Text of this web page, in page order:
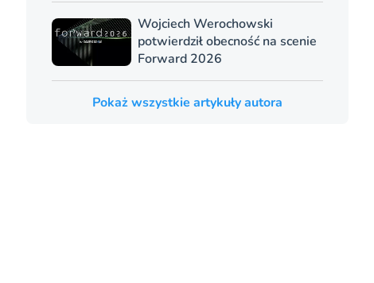
Wojciech Werochowski
potwierdził obecność na scenie
Forward 2026
Pokaż wszystkie artykuły autora